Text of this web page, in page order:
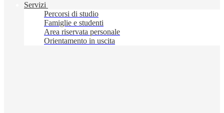
Servizi
Percorsi di studio
Famiglie e studenti
Area riservata personale
Orientamento in uscita